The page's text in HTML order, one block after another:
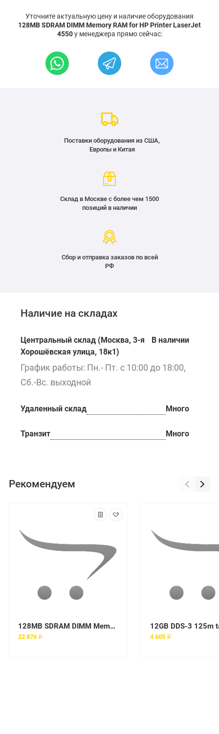
Уточните актуальную цену и наличие оборудования
128MB SDRAM DIMM Memory RAM for HP Printer LaserJet
4550у менеджера прямо сейчас:
Поставки оборудования из США,
Европы и Китая
Склад в Москве с более чем 1500
позиций в наличии
Сбор и отправка заказов по всей
РФ
Наличие на складах
Центральный склад (Москва, 3-я
Хорошёвская улица, 18к1)
В наличии
График работы: Пн.- Пт. с 10:00 до 18:00,
Сб.-Вс. выходной
Удаленный склад Много
Транзит Много
Рекомендуем
128MB SDRAM DIMM Memory RAM for HP Printer LaserJet 4550
22 876 ₽ 4 605 ₽